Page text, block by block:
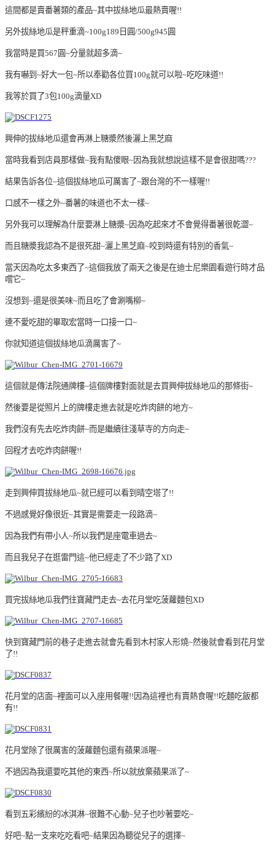
這間都是賣番薯類的產品~其中拔絲地瓜最熱賣喔!!
另外拔絲地瓜是秤重滴~100g189日圓/500g945圓
我當時是買567圓~分量就超多滴~
我有嚇到~好大一包~所以奉勸各位買100g就可以啦~吃吃味道!!
我等於買了3包100g滴量XD
興伸的拔絲地瓜還會再淋上糖漿然後灑上黑芝麻
當時我看到店員那樣做~我有點傻眼~因為我就想說這樣不是會很甜嗎???
結果告訴各位~這個拔絲地瓜可厲害了~跟台灣的不一樣喔!!
口感不一樣之外~番薯的味道也不太一樣~
另外我可以理解為什麼要淋上糖漿~因為吃起來才不會覺得番薯很乾澀~
而且糖漿我認為不是很死甜~灑上黑芝麻~咬到時還有特別的香氣~
當天因為吃太多東西了~這個我放了兩天之後是在迪士尼樂園看遊行時才品
嚐它~
沒想到~還是很美味~而且吃了會涮嘴柳~
連不愛吃甜的畢取宏當時一口接一口~
你就知道這個拔絲地瓜滴厲害了~
這個就是傳法院通牌樓~這個牌樓對面就是去買興伸拔絲地瓜的那條街~
然後要是從照片上的牌樓走進去就是吃炸肉餅的地方~
我們沒有先去吃炸肉餅~而是繼續往淺草寺的方向走~
回程才去吃炸肉餅喔!!
走到興伸買拔絲地瓜~就已經可以看到晴空塔了!!
不過感覺好像很近~其實是需要走一段路滴~
因為我們有帶小人~所以我們是座電車過去~
而且我兒子在逛雷門這~他已經走了不少路了XD
買完拔絲地瓜我們往寶藏門走去~去花月堂吃菠蘿麵包XD
快到寶藏門前的巷子走進去就會先看到木村家人形燒~然後就會看到花月堂
了!!
花月堂的店面~裡面可以入座用餐喔!!因為這裡也有賣熱食喔!!吃麵吃飯都
有!!
花月堂除了很厲害的菠蘿麵包還有蘋果派喔~
不過因為我還要吃其他的東西~所以就放棄蘋果派了~
看到五彩繽紛的冰淇淋~很難不心動~兒子也吵著要吃~
好吧~點一支來吃吃看吧~結果因為聽從兒子的選擇~